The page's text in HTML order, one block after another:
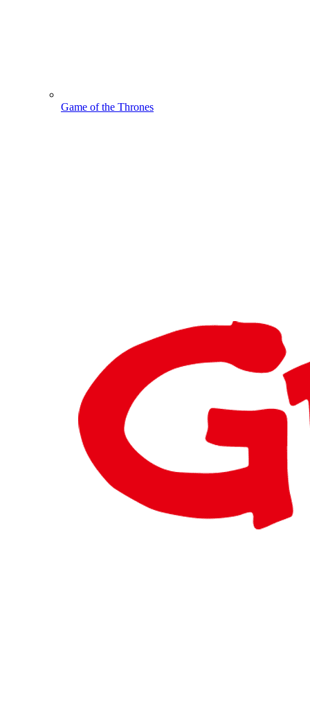
Game of the Thrones